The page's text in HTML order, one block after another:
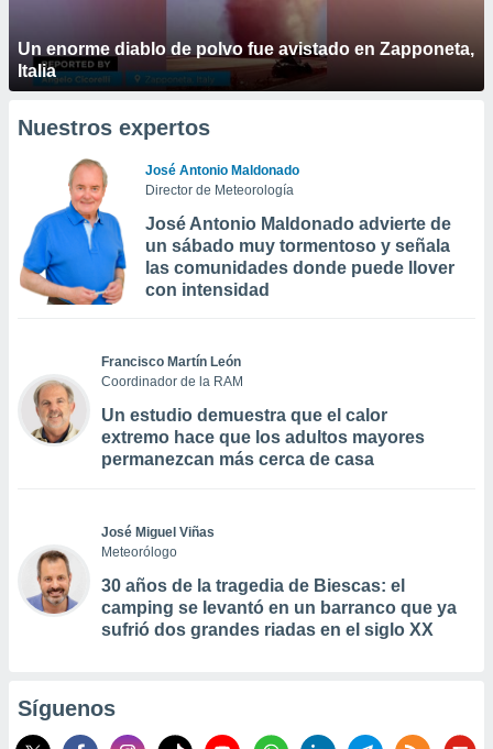
Un enorme diablo de polvo fue avistado en Zapponeta,
Italia
Nuestros expertos
José Antonio Maldonado
Director de Meteorología
José Antonio Maldonado advierte de
un sábado muy tormentoso y señala
las comunidades donde puede llover
con intensidad
Francisco Martín León
Coordinador de la RAM
Un estudio demuestra que el calor
extremo hace que los adultos mayores
permanezcan más cerca de casa
José Miguel Viñas
Meteorólogo
30 años de la tragedia de Biescas: el
camping se levantó en un barranco que ya
sufrió dos grandes riadas en el siglo XX
Síguenos